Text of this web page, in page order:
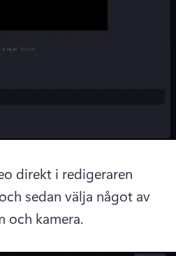
direkt i redigeraren
sedan välja något av
och kamera.